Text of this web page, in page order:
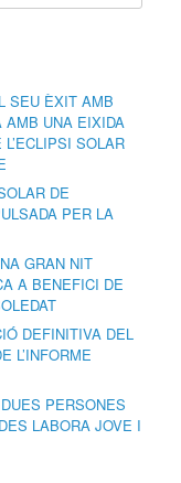
SEU ÈXIT AMB
AMB UNA EIXIDA
SOLAR
DE
PER LA
GRAN NIT
A BENEFICI DE
DEFINITIVA DEL
L’INFORME
PERSONES
LABORA JOVE I